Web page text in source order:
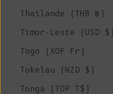
Thaïlande (THB ฿)
Timor-Leste (USD $)
Togo (XOF Fr)
Tokelau (NZD $)
Tonga (TOP T$)